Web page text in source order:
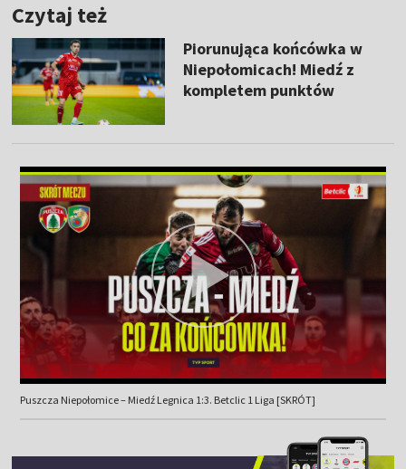
Czytaj też
Piorunująca końcówka w
Niepołomicach! Miedź z
kompletem punktów
Puszcza Niepołomice – Miedź Legnica 1:3. Betclic 1 Liga [SKRÓT]